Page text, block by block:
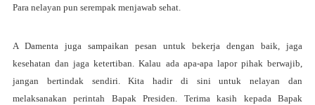
Para nelayan pun serempak menjawab sehat.
A Damenta juga sampaikan pesan untuk bekerja dengan baik, jaga
kesehatan dan jaga ketertiban. Kalau ada apa-apa lapor pihak berwajib,
jangan bertindak sendiri. Kita hadir di sini untuk nelayan dan
melaksanakan perintah Bapak Presiden. Terima kasih kepada Bapak